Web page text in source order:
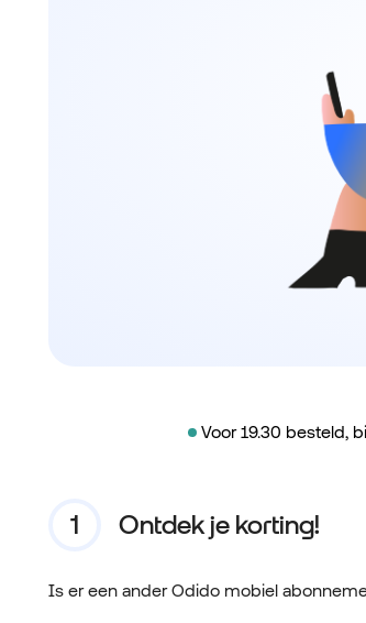
Voor 19.30 besteld,
Ontdek je korting!
Is er een ander Odido mobiel